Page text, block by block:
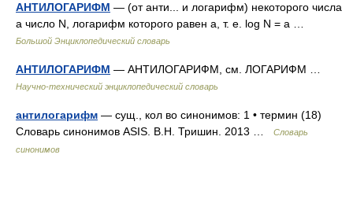
АНТИЛОГАРИФМ — (от анти... и логарифм) некоторого числа
а число N, логарифм которого равен а, т. е. log N = a …
Большой Энциклопедический словарь
АНТИЛОГАРИФМ — АНТИЛОГАРИФМ, см. ЛОГАРИФМ …
Научно-технический энциклопедический словарь
антилогарифм — сущ., кол во синонимов: 1 • термин (18)
Словарь синонимов ASIS. В.Н. Тришин. 2013 …
Словарь
синонимов